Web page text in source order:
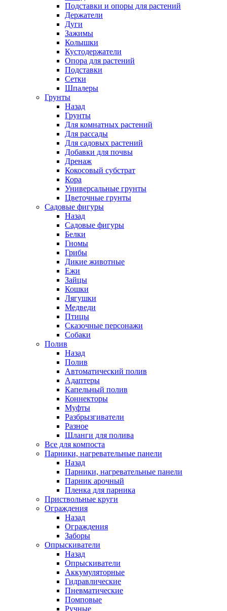
Подставки и опоры для растений
Держатели
Дуги
Зажимы
Колышки
Кустодержатели
Опора для растений
Подставки
Сетки
Шпалеры
Грунты
Назад
Грунты
Для комнатных растений
Для рассады
Для садовых растений
Добавки для почвы
Дренаж
Кокосовый субстрат
Кора
Универсальные грунты
Цветочные грунты
Садовые фигуры
Назад
Садовые фигуры
Белки
Гномы
Грибы
Дикие животные
Ежи
Зайцы
Кошки
Лягушки
Медведи
Птицы
Сказочные персонажи
Собаки
Полив
Назад
Полив
Автоматический полив
Адаптеры
Капельный полив
Коннекторы
Муфты
Разбрызгиватели
Разное
Шланги для полива
Все для компоста
Парники, нагревательные панели
Назад
Парники, нагревательные панели
Парник арочный
Пленка для парника
Приствольные круги
Ограждения
Назад
Ограждения
Заборы
Опрыскиватели
Назад
Опрыскиватели
Аккумуляторные
Гидравлические
Пневматические
Помповые
Ручные